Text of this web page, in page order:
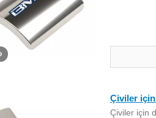
Çiviler için
Çiviler için